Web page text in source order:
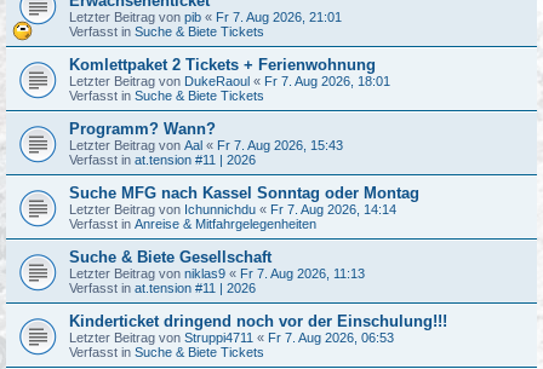
Letzter Beitrag von pib « Fr 7. Aug 2026, 21:01
Verfasst in Suche & Biete Tickets
Komlettpaket 2 Tickets + Ferienwohnung
Letzter Beitrag von DukeRaoul « Fr 7. Aug 2026, 18:01
Verfasst in Suche & Biete Tickets
Programm? Wann?
Letzter Beitrag von Aal « Fr 7. Aug 2026, 15:43
Verfasst in at.tension #11 | 2026
Suche MFG nach Kassel Sonntag oder Montag
Letzter Beitrag von Ichunnichdu « Fr 7. Aug 2026, 14:14
Verfasst in Anreise & Mitfahrgelegenheiten
Suche & Biete Gesellschaft
Letzter Beitrag von niklas9 « Fr 7. Aug 2026, 11:13
Verfasst in at.tension #11 | 2026
Kinderticket dringend noch vor der Einschulung!!!
Letzter Beitrag von Struppi4711 « Fr 7. Aug 2026, 06:53
Verfasst in Suche & Biete Tickets